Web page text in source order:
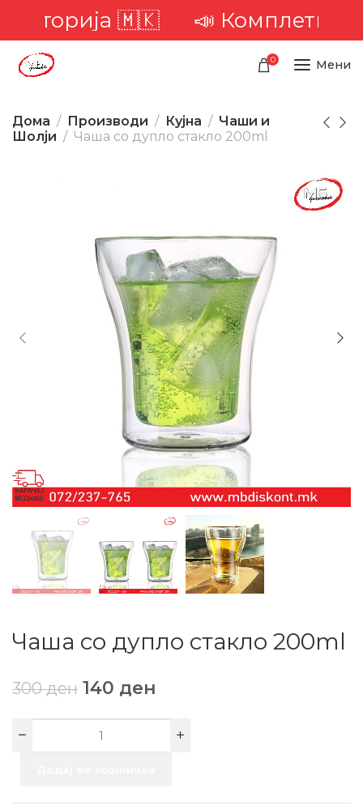
🇲🇰 📣 Комплетна
0 Мени
Дома Производи Кујна
Чаши и
Шолји
Чаша со дупло стакло 200ml
Чаша со дупло стакло 200ml
300ден 140 ден